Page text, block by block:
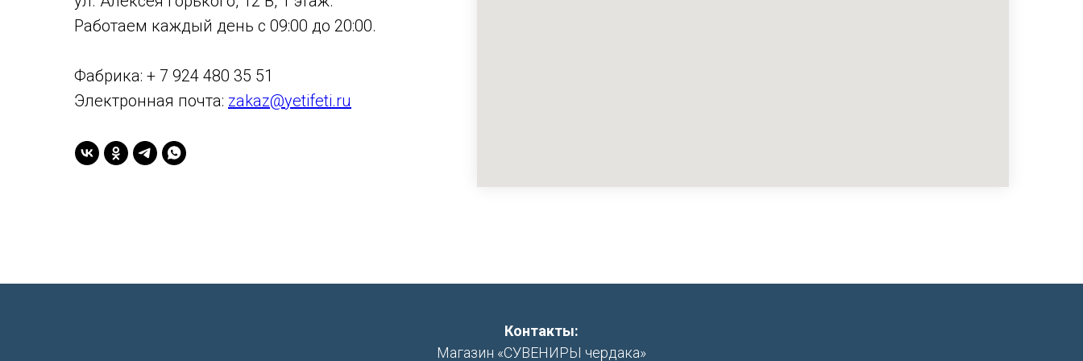
Работаем каждый день с 09:00 до 20:00.
Фабрика: + 7 924 480 35 51
Электронная почта: zakaz@yetifeti.ru
Контакты:
Магазин «СУВЕНИРЫ чердака»